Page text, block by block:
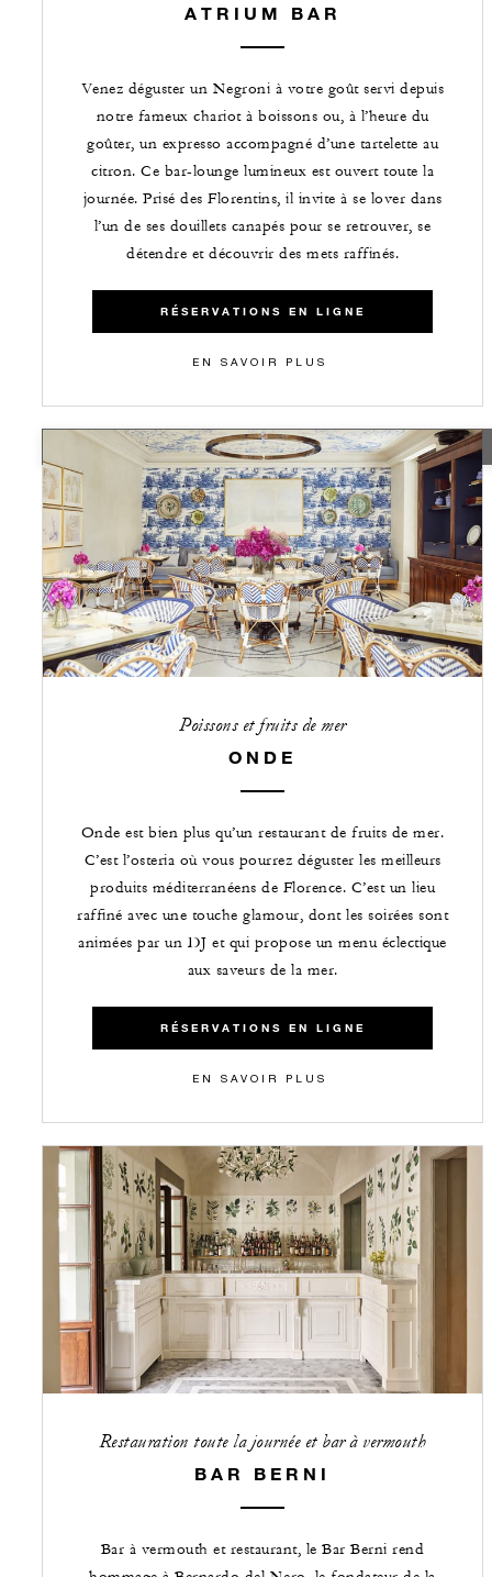
ATRIUM BAR
Venez déguster un Negroni à votre goût servi depuis
notre fameux chariot à boissons ou, à l’heure du
goûter, un expresso accompagné d’une tartelette au
citron. Ce bar-lounge lumineux est ouvert toute la
journée. Prisé des Florentins, il invite à se lover dans
l’un de ses douillets canapés pour se retrouver, se
détendre et découvrir des mets raffinés.
RÉSERVATIONS EN LIGNE
EN SAVOIR PLUS
TEMPORARILY CLOSED
Poissons et fruits de mer
ONDE
Onde est bien plus qu’un restaurant de fruits de mer.
C’est l’osteria où vous pourrez déguster les meilleurs
produits méditerranéens de Florence. C’est un lieu
raffiné avec une touche glamour, dont les soirées sont
animées par un DJ et qui propose un menu éclectique
aux saveurs de la mer.
RÉSERVATIONS EN LIGNE
EN SAVOIR PLUS
Restauration toute la journée et bar à vermouth
BAR BERNI
Bar à vermouth et restaurant, le Bar Berni rend